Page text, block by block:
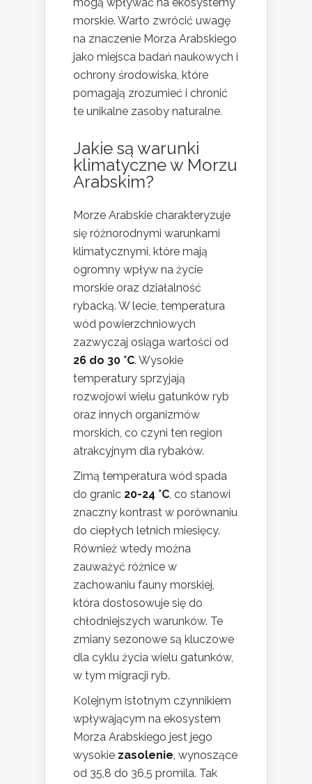
mogą wpływać na ekosystemy
morskie. Warto zwrócić uwagę
na znaczenie Morza Arabskiego
jako miejsca badań naukowych i
ochrony środowiska, które
pomagają zrozumieć i chronić
te unikalne zasoby naturalne.
Jakie są warunki
klimatyczne w Morzu
Arabskim?
Morze Arabskie charakteryzuje
się różnorodnymi warunkami
klimatycznymi, które mają
ogromny wpływ na życie
morskie oraz działalność
rybacką. W lecie, temperatura
wód powierzchniowych
zazwyczaj osiąga wartości od
26 do 30 °C. Wysokie
temperatury sprzyjają
rozwojowi wielu gatunków ryb
oraz innych organizmów
morskich, co czyni ten region
atrakcyjnym dla rybaków.
Zimą temperatura wód spada
do granic 20-24 °C, co stanowi
znaczny kontrast w porównaniu
do ciepłych letnich miesięcy.
Również wtedy można
zauważyć różnice w
zachowaniu fauny morskiej,
która dostosowuje się do
chłodniejszych warunków. Te
zmiany sezonowe są kluczowe
dla cyklu życia wielu gatunków,
w tym migracji ryb.
Kolejnym istotnym czynnikiem
wpływającym na ekosystem
Morza Arabskiego jest jego
wysokie zasolenie, wynoszące
od 35,8 do 36,5 promila. Tak